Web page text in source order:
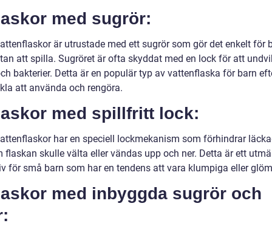
med sugrör:
är utrustade med ett sugrör som gör det enkelt för
att spilla. Sugröret är ofta skyddat med en lock för att
bakterier. Detta är en populär typ av vattenflaska för barn
att använda och rengöra.
med spillfritt lock:
har en speciell lockmekanism som förhindrar
flaskan skulle välta eller vändas upp och ner. Detta är ett
för små barn som har en tendens att vara klumpiga eller
med inbyggda sugrör och